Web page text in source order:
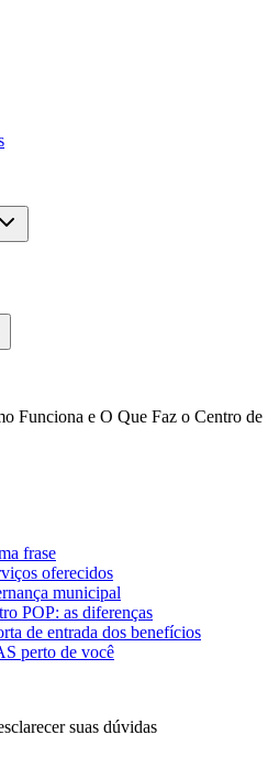
Funciona e O Que Faz o Centro de
frase
oferecidos
municipal
POP: as diferenças
de entrada dos benefícios
perto de você
suas dúvidas